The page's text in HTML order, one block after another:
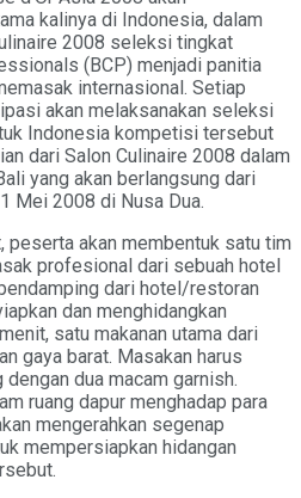
kalinya di Indonesia, dalam
2008 seleksi tingkat
(BCP) menjadi panitia
internasional. Setiap
akan melaksanakan seleksi
Indonesia kompetisi tersebut
dari Salon Culinaire 2008 dalam
yang akan berlangsung dari
Mei 2008 di Nusa Dua.
akan membentuk satu tim
profesional dari sebuah hotel
dari hotel/restoran
dan menghidangkan
satu makanan utama dari
gaya barat. Masakan harus
dua macam garnish.
ruang dapur menghadap para
mengerahkan segenap
mempersiapkan hidangan